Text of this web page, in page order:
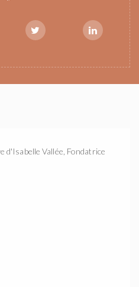
d'Isabelle Vallée, Fondatrice